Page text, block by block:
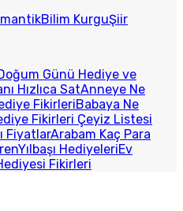
Bilim KurguŞiir
Günü Hediye ve
Hızlıca SatAnneye Ne
FikirleriBabaya Ne
Fikirleri Çeyiz Listesi
FiyatlarArabam Kaç Para
Yılbaşı HediyeleriEv
Fikirleri